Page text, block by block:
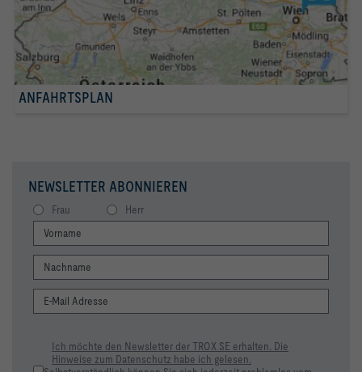
ANFAHRTSPLAN
NEWSLETTER ABONNIEREN
Frau Herr
Ich möchte den Newsletter der TROX SE erhalten. Die
Hinweise zum Datenschutz habe ich gelesen.